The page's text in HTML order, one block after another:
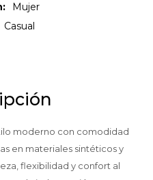
Mujer
Casual
moderno con comodidad
en materiales sintéticos y
flexibilidad y confort al